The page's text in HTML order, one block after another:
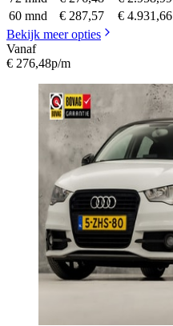
60 mnd
€ 287,57
€ 4.931,66
Bekijk meer opties
Vanaf
€ 276,48p/m